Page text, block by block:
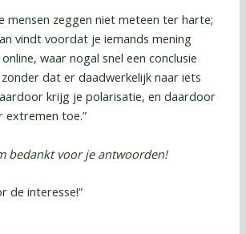
mensen zeggen niet meteen ter harte;
vindt voordat je iemands mening
waar nogal snel een conclusie
dat er daadwerkelijk naar iets
krijg je polarisatie, en daardoor
extremen toe.”
bedankt voor je antwoorden!
de interesse!”